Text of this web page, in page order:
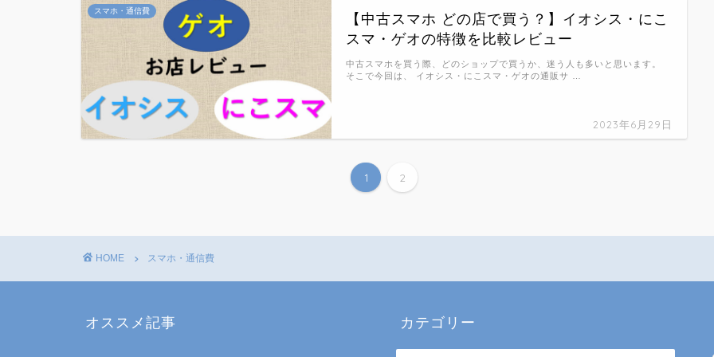
スマホ・通信費
【中古スマホ どの店で買う？】イオシス・にこ
スマ・ゲオの特徴を比較レビュー
2023年6月29日
中古スマホを買う際、どのショップで買うか、迷う人も多いと思います。
そこで今回は、 イオシス・にこスマ・ゲオの通販サ …
1 2
HOME スマホ・通信費
オススメ記事 カテゴリー